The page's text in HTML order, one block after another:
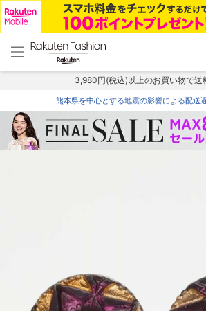
menu home
トップ
3,980円(税込)以上のお買い物で送
熊本県を中心とする地震の影響による配送